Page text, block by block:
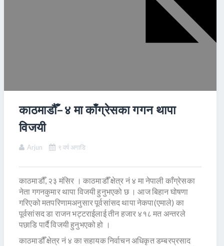
काठमाडौँ–४ मा काँग्रेसका गगन थापा
विजयी
Arjun ९ वर्ष अगाडि
काठमाडौँ, २३ मंसिर । काठमाडौँ क्षेत्र नं ४ मा नेपाली काँग्रेसका
नेता गगनकुमार थापा विजयी हुनुभएको छ । आज बिहान घोषणा
गरिएको मतपरिणामअनुसार पूर्वसांसद थापा नेकपा(एमाले) का
पूर्वसांसद डा राजन भट्टराईलाई तीन हजार ४१८ मत अन्तरले
पछाडि पार्दै विजयी हुनुभएको हो ।
काठमाडौँ क्षेत्र नं ४ का सहायक निर्वाचन अधिकृत डम्बरप्रसाद